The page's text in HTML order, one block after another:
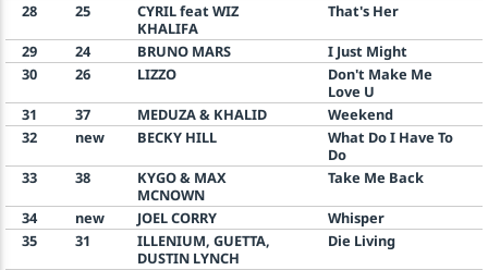
28
25
CYRIL feat WIZ
KHALIFA
That's Her
29 24 BRUNO MARS
I Just Might
30
26 LIZZO
Don't Make Me
Love U
31
37 MEDUZA & KHALID
Weekend
32
new BECKY HILL
What Do I Have To
Do
33
38
KYGO & MAX
MCNOWN
Take Me Back
34 new JOEL CORRY
Whisper
35
31
ILLENIUM, GUETTA,
DUSTIN LYNCH
Die Living